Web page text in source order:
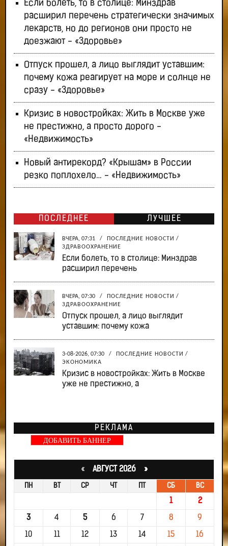
Если болеть, то в столице: Минздрав
расширил перечень стратегически значимых
лекарств, но до регионов они просто не
доезжают - «Здоровье»
Отпуск прошел, а лицо выглядит уставшим:
почему кожа реагирует на море и солнце не
сразу - «Здоровье»
Кризис в новостройках: Жить в Москве уже
не престижно, а просто дорого -
«Недвижимость»
Новый антирекорд? «Крышам» в России
резко поплохело… - «Недвижимость»
ПОСЛЕДНЕЕ ЛУЧШЕЕ
ВЧЕРА, 07:31 / ПОСЛЕДНИЕ НОВОСТИ /
ЗДРАВООХРАНЕНИЕ
Если болеть, то в столице: Минздрав
расширил перечень
ВЧЕРА, 07:30 / ПОСЛЕДНИЕ НОВОСТИ /
ЗДРАВООХРАНЕНИЕ
Отпуск прошел, а лицо выглядит
уставшим: почему кожа
3-08-2026, 07:30 / ПОСЛЕДНИЕ НОВОСТИ /
ЭКОНОМИКА
Кризис в новостройках: Жить в Москве
уже не престижно, а
РЕКЛАМА
ДОБАВИТЬ БАННЕР
«АВГУСТ 2026 »
ПН ВТ СР ЧТ ПТ СБ ВС
1 2
3 4 5 6 7 8 9
10 11 12 13 14 15 16